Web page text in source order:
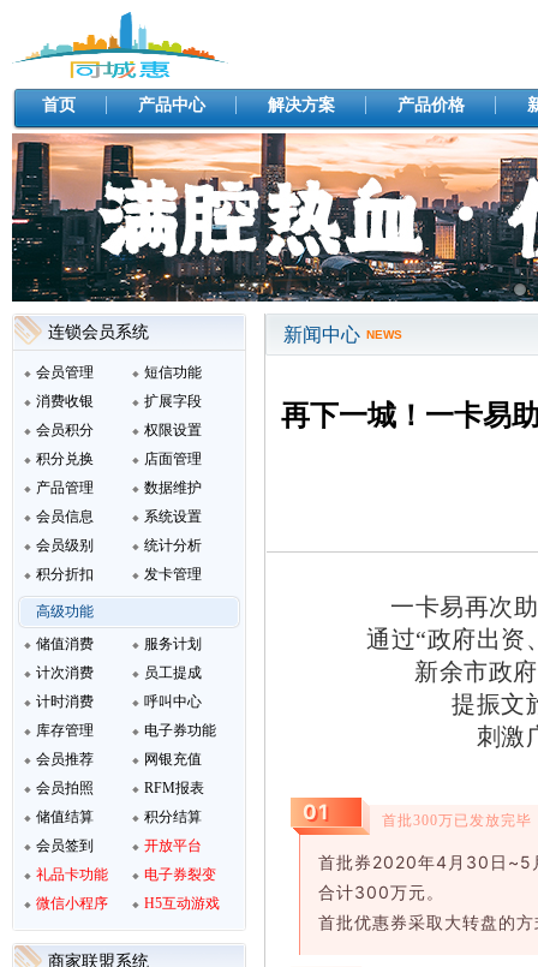
首页 产品中心 解决方案 产品价格
连锁会员系统
会员管理
消费收银
会员积分
积分兑换
产品管理
会员信息
会员级别
积分折扣
短信功能
扩展字段
权限设置
店面管理
数据维护
系统设置
统计分析
发卡管理
高级功能
储值消费
计次消费
计时消费
库存管理
会员推荐
会员拍照
储值结算
会员签到
礼品卡功能
微信小程序
服务计划
员工提成
呼叫中心
电子券功能
网银充值
RFM报表
积分结算
开放平台
电子券裂变
H5互动游戏
商家联盟系统
新闻中心 NEWS
再下一城！一卡易
一卡易再次
通过“政府出资
新余市政
提振文
刺激
01 首批300万已发放完毕
首批券2020年4月30日
合计300万元。
首批优惠券采取大转盘的